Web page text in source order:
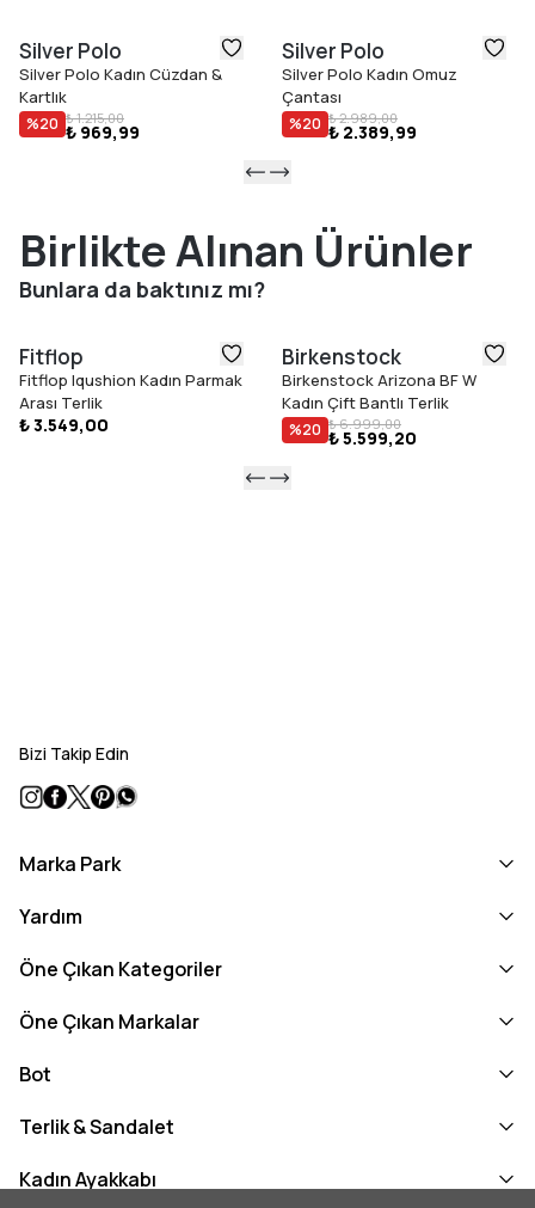
Silver Polo
Silver Polo Kadın Cüzdan &
Kartlık
%20 ₺ 1.215,00
₺ 969,99
Silver Polo
Silver Polo Kadın Omuz
Çantası
%20 ₺ 2.989,00
₺ 2.389,99
Birlikte Alınan Ürünler
Bunlara da baktınız mı?
Fitflop
Fitflop Iqushion Kadın Parmak
Arası Terlik
₺ 3.549,00
Birkenstock
Birkenstock Arizona BF W
Kadın Çift Bantlı Terlik
%20 ₺ 6.999,00
₺ 5.599,20
Bizi Takip Edin
Marka Park
Yardım
Öne Çıkan Kategoriler
Öne Çıkan Markalar
Bot
Terlik & Sandalet
Kadın Ayakkabı